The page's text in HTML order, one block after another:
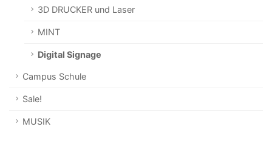
3D DRUCKER und Laser
MINT
Digital Signage
Campus Schule
Sale!
MUSIK